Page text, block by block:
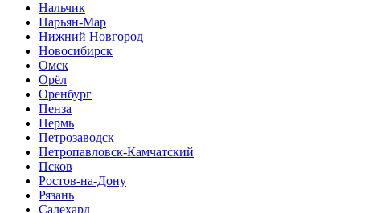
Нальчик
Нарьян-Мар
Нижний Новгород
Новосибирск
Омск
Орёл
Оренбург
Пенза
Пермь
Петрозаводск
Петропавловск-Камчатский
Псков
Ростов-на-Дону
Рязань
Салехард